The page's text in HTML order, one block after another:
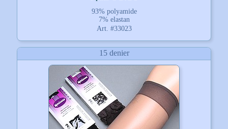
Art. #33023
93% polyamide
7% elastan
15 denier